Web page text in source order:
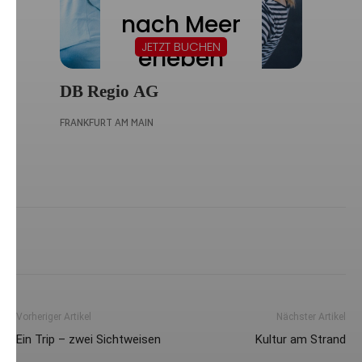
Vorheriger Artikel
Ein Trip – zwei Sichtweisen
Nächster Artikel
Kultur am Strand